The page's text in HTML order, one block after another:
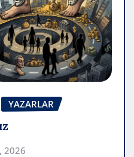
YAZARLAR
2026